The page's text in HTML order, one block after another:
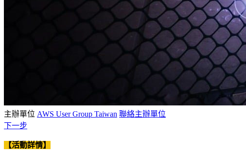
主辦單位 AWS User Group Taiwan 聯絡主辦單位
下一步
【活動詳情】